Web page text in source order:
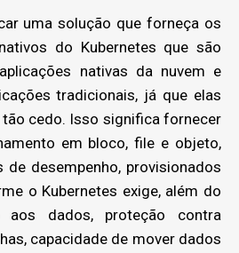
uma solução que forneça os
do Kubernetes que são
nativas da nuvem e
tradicionais, já que elas
tão cedo. Isso significa fornecer
em bloco, file e objeto,
desempenho, provisionados
o Kubernetes exige, além do
aos dados, proteção contra
capacidade de mover dados